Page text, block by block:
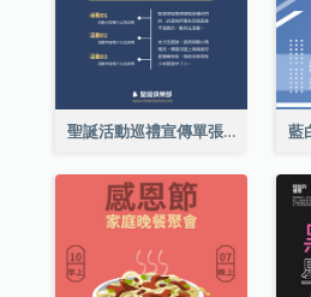
聖誕活動巡禮宣傳單張(附介紹)